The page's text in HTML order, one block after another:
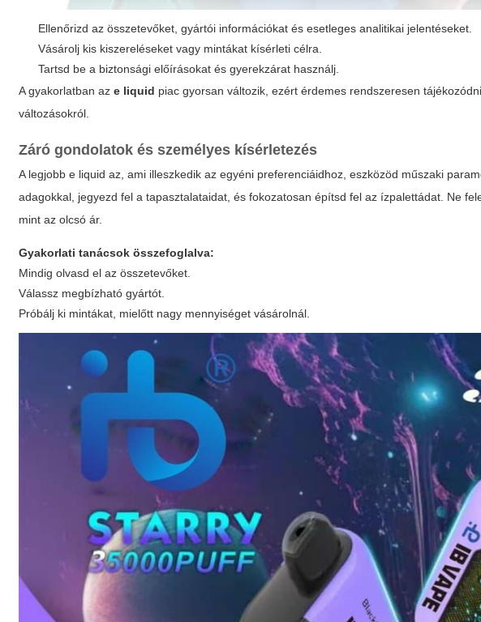
Ellenőrizd az összetevőket, gyártói információkat és esetleges analitikai jelentéseket.
Vásárolj kis kiszereléseket vagy mintákat kísérleti célra.
Tartsd be a biztonsági előírásokat és gyerekzárat használj.
A gyakorlatban aze liquid piac gyorsan változik, ezért érdemes rendszeresen
változásokról.
Záró gondolatok és személyes kísérletezés
A legjobbe liquid az, ami illeszkedik az egyéni preferenciáidhoz, eszközöd műszaki
adagokkal, jegyezd fel a tapasztalataidat, és fokozatosan építsd fel az ízpalettádat. Ne
mint az olcsó ár.
Gyakorlati tanácsok összefoglalva:
Mindig olvasd el az összetevőket.
Válassz megbízható gyártót.
Próbálj ki mintákat, mielőtt nagy mennyiséget vásárolnál.